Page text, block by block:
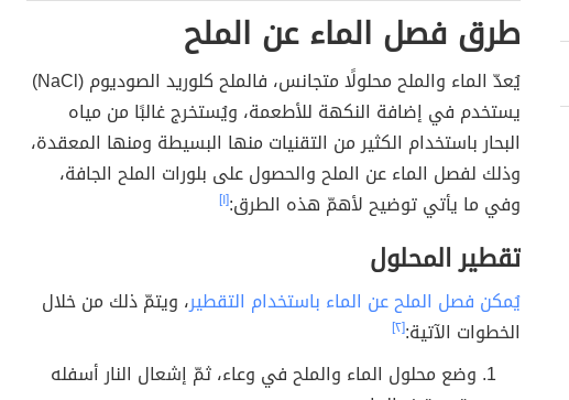
طرق فصل الماء عن الملح
يُعدّ الماء والملح محلولًا متجانس، فالملح كلوريد الصوديوم (NaCl)
يستخدم في إضافة النكهة للأطعمة، ويُستخرج غالبًا من مياه
البحار باستخدام الكثير من التقنيات منها البسيطة ومنها المعقدة،
وذلك لفصل الماء عن الملح والحصول على بلورات الملح الجافة،
وفي ما يأتي توضيح لأهمّ هذه الطرق:[١]
تقطير المحلول
يُمكن فصل الملح عن الماء باستخدام التقطير، ويتمّ ذلك من خلال
الخطوات الآتية:[٢]
وضع محلول الماء والملح في وعاء، ثمّ إشعال النار أسفله